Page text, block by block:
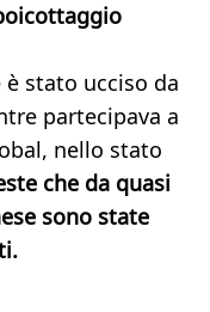
stato ucciso da
partecipava a
nello stato
che da quasi
sono state